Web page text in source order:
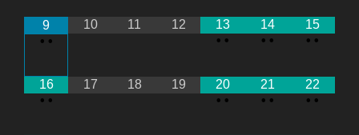
9
• •
10 11 12
13
• •
14
• •
15
• •
16
• •
17 18 19
20
• •
21
• •
22
• •